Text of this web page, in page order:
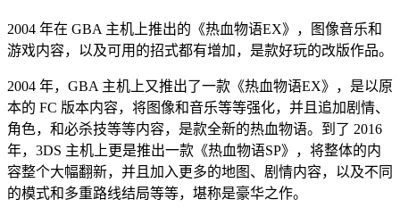
2004 年在 GBA 主机上推出的《热血物语EX》，图像音乐和
游戏内容，以及可用的招式都有增加，是款好玩的改版作品。
2004 年，GBA 主机上又推出了一款《热血物语EX》，是以原
本的 FC 版本内容，将图像和音乐等等强化，并且追加剧情、
角色，和必杀技等等内容，是款全新的热血物语。到了 2016
年，3DS 主机上更是推出一款《热血物语SP》，将整体的内
容整个大幅翻新，并且加入更多的地图、剧情内容，以及不同
的模式和多重路线结局等等，堪称是豪华之作。